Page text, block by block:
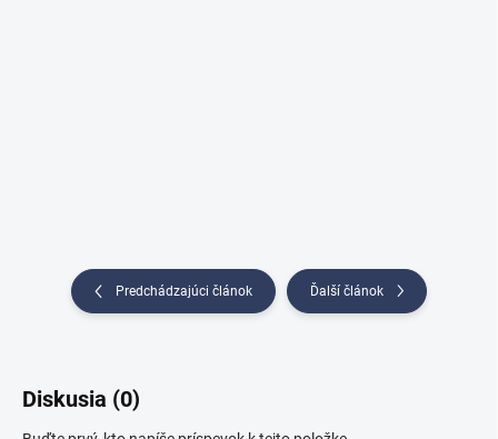
Predchádzajúci článok Ďalší článok
Diskusia (0)